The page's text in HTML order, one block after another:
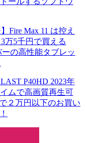
Fire Max 11 は控え
万5千円で買える
ーの高性能タブレッ
P40HD 2023年
ムで高画質再生可
２万円以下のお買い